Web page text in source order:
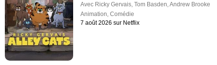
Avec Ricky Gervais,Tom Basden,Andrew Brooke
Animation,Comédie
7 août 2026 sur Netflix